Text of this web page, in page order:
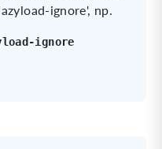
ignore', np.
ignore